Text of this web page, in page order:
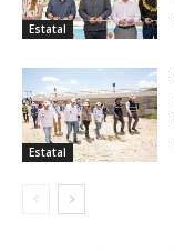
Estatal
Estatal